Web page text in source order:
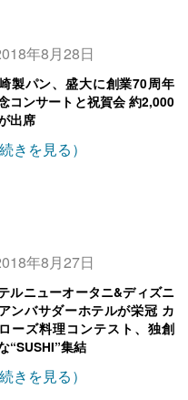
年8月28日
製パン、盛大に創業70周年
コンサートと祝賀会 約2,000
出席
続きを見る）
年8月27日
ルニューオータニ&ディズニ
ンバサダーホテルが栄冠 カ
ーズ料理コンテスト、独創
“SUSHI”集結
続きを見る）